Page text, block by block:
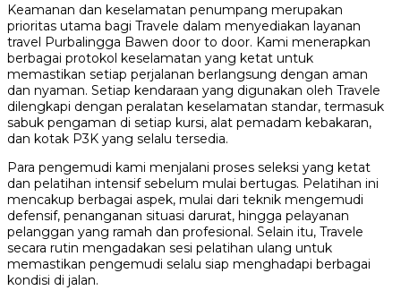
Keamanan dan keselamatan penumpang merupakan
prioritas utama bagi Travele dalam menyediakan layanan
travel Purbalingga Bawen door to door. Kami menerapkan
berbagai protokol keselamatan yang ketat untuk
memastikan setiap perjalanan berlangsung dengan aman
dan nyaman. Setiap kendaraan yang digunakan oleh Travele
dilengkapi dengan peralatan keselamatan standar, termasuk
sabuk pengaman di setiap kursi, alat pemadam kebakaran,
dan kotak P3K yang selalu tersedia.
Para pengemudi kami menjalani proses seleksi yang ketat
dan pelatihan intensif sebelum mulai bertugas. Pelatihan ini
mencakup berbagai aspek, mulai dari teknik mengemudi
defensif, penanganan situasi darurat, hingga pelayanan
pelanggan yang ramah dan profesional. Selain itu, Travele
secara rutin mengadakan sesi pelatihan ulang untuk
memastikan pengemudi selalu siap menghadapi berbagai
kondisi di jalan.